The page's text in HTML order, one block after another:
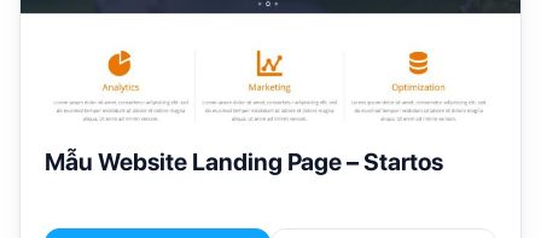
Mẫu Website Landing Page – Startos